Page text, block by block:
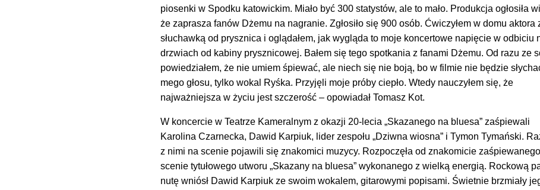
piosenki w Spodku katowickim. Miało być 300 statystów, ale to mało. Produkcja ogłosiła
że zaprasza fanów Dżemu na nagranie. Zgłosiło się 900 osób. Ćwiczyłem w domu aktora
słuchawką od prysznica i oglądałem, jak wygląda to moje koncertowe napięcie w odbiciu
drzwiach od kabiny prysznicowej. Bałem się tego spotkania z fanami Dżemu. Od razu ze
powiedziałem, że nie umiem śpiewać, ale niech się nie boją, bo w filmie nie będzie
mego głosu, tylko wokal Ryśka. Przyjęli moje próby ciepło. Wtedy nauczyłem się, że
najważniejsza w życiu jest szczerość – opowiadał Tomasz Kot.
W koncercie w Teatrze Kameralnym z okazji 20-lecia „Skazanego na bluesa” zaśpiewali
Karolina Czarnecka, Dawid Karpiuk, lider zespołu „Dziwna wiosna” i Tymon Tymański.
z nimi na scenie pojawili się znakomici muzycy. Rozpoczęła od znakomicie
scenie tytułowego utworu „Skazany na bluesa” wykonanego z wielką energią. Rockową
nutę wniósł Dawid Karpiuk ze swoim wokalem, gitarowymi popisami. Świetnie brzmiały